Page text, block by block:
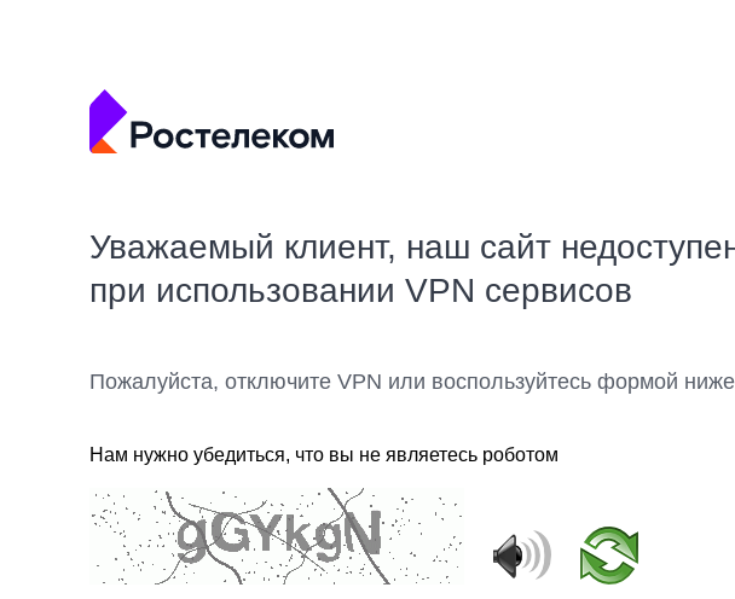
Уважаемый клиент, наш сайт
при использовании VPN сервисов
Пожалуйста, отключите VPN или воспользуйтесь формой
Нам нужно убедиться, что вы не являетесь роботом